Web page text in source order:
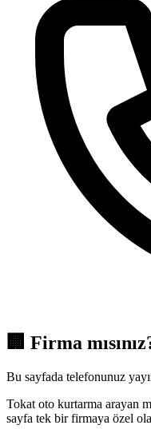
🏢 Firma
Bu sayfada telefonunuz
Tokat oto kurtarma arayan
sayfa tek bir firmaya özel